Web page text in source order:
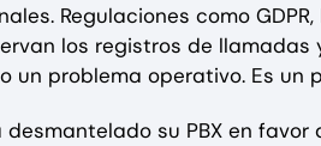
Regulaciones como GDPR,
los registros de llamadas
un problema operativo. Es un
su PBX en favor